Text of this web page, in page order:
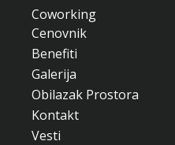
Coworking
Cenovnik
Benefiti
Galerija
Obilazak Prostora
Kontakt
Vesti